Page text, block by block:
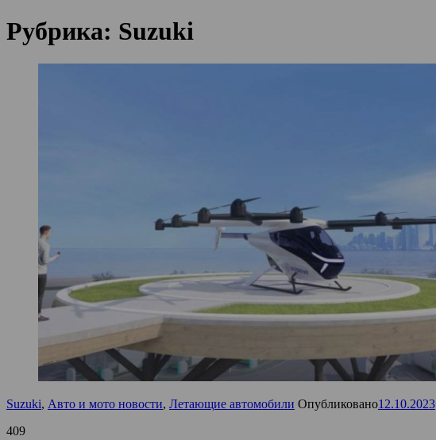
Рубрика: Suzuki
Suzuki, Авто и мото новости, Летающие автомобили Опубликовано12.10.2023
409